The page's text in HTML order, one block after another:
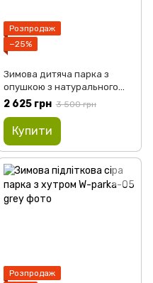
Розпродаж
−25%
Зимова дитяча парка з
опушкою з натурального
фінського єнота
2 625 грн 3 500 грн
Купити
Розпродаж